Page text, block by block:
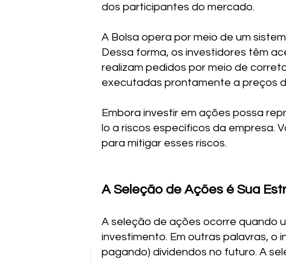
dos participantes do mercado.
A Bolsa opera por meio de um
Dessa forma, os investidores têm
realizam pedidos por meio de
executadas prontamente a preços
Embora investir em ações possa
lo a riscos específicos da empresa.
para mitigar esses riscos.
A Seleção de Ações é Sua
A seleção de ações ocorre quando
investimento. Em outras palavras, o
pagando) dividendos no futuro. A